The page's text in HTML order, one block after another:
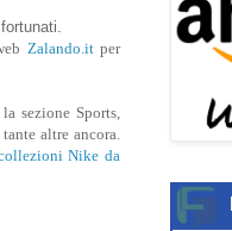
Zalando.itper
sezione Sports,
altre ancora.
Nike da